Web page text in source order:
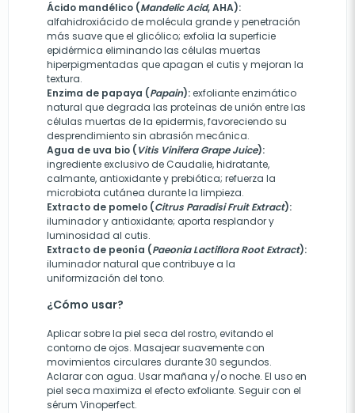
Ácido mandélico (Mandelic Acid, AHA):
alfahidroxiácido de molécula grande y penetración
más suave que el glicólico; exfolia la superficie
epidérmica eliminando las células muertas
hiperpigmentadas que apagan el cutis y mejoran la
textura.
Enzima de papaya (Papain):exfoliante enzimático
natural que degrada las proteínas de unión entre las
células muertas de la epidermis, favoreciendo su
desprendimiento sin abrasión mecánica.
Agua de uva bio (Vitis Vinifera Grape Juice):
ingrediente exclusivo de Caudalie, hidratante,
calmante, antioxidante y prebiótica; refuerza la
microbiota cutánea durante la limpieza.
Extracto de pomelo (Citrus Paradisi Fruit Extract):
iluminador y antioxidante; aporta resplandor y
luminosidad al cutis.
Extracto de peonía (Paeonia Lactiflora Root Extract):
iluminador natural que contribuye a la
uniformización del tono.
¿Cómo usar?
Aplicar sobre la piel seca del rostro, evitando el
contorno de ojos. Masajear suavemente con
movimientos circulares durante 30 segundos.
Aclarar con agua. Usar mañana y/o noche. El uso en
piel seca maximiza el efecto exfoliante. Seguir con el
sérum Vinoperfect.